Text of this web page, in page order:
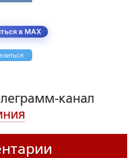
в MAX
канал